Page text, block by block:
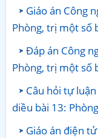
Giáo án Công
Phòng, trị một số
Đáp án Công
Phòng, trị một số
Câu hỏi tự
diều bài 13:
Giáo án điện